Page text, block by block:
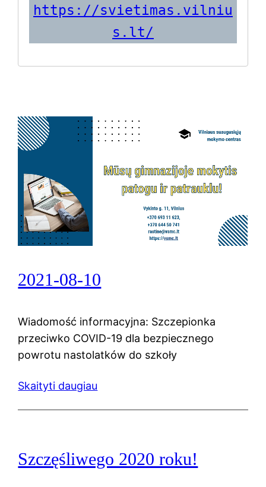
https://svietimas.vilniu
s.lt/
2021-08-10
Wiadomość informacyjna: Szczepionka
przeciwko COVID-19 dla bezpiecznego
powrotu nastolatków do szkoły
Skaityti daugiau
Szczęśliwego 2020 roku!